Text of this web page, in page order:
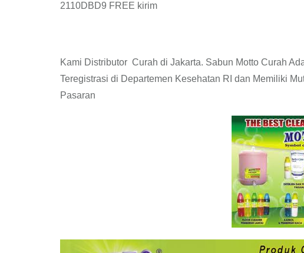
2110DBD9 FREE kirim
Kami Distributor Curah di Jakarta. Sabun Motto Curah
Teregistrasi di Departemen Kesehatan RI dan Memiliki
Pasaran